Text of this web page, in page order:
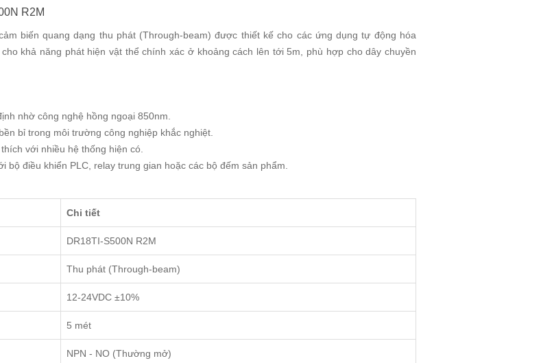
R2M
biến quang dạng thu phát (Through-beam) được thiết kế cho các ứng dụng tự động hóa
khả năng phát hiện vật thể chính xác ở khoảng cách lên tới 5m, phù hợp cho dây chuyền
nhờ công nghệ hồng ngoại 850nm.
bỉ trong môi trường công nghiệp khắc nghiệt.
với nhiều hệ thống hiện có.
bộ điều khiển PLC, relay trung gian hoặc các bộ đếm sản phẩm.
Chi tiết
DR18TI-S500N R2M
Thu phát (Through-beam)
12-24VDC ±10%
5 mét
NPN - NO (Thường mở)